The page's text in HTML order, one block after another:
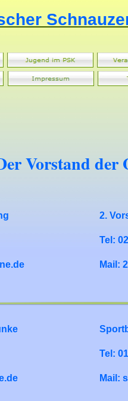
Vorstand der
2.
Tel:
Mail:
Tel:
Mail: